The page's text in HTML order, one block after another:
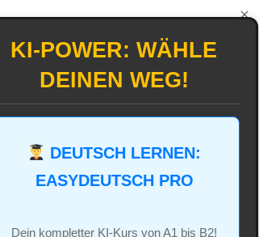
KI-POWER: WÄHLE
DEINEN WEG!
DEUTSCH LERNEN:
EASYDEUTSCH PRO
Dein kompletter KI-Kurs von A1 bis B2!